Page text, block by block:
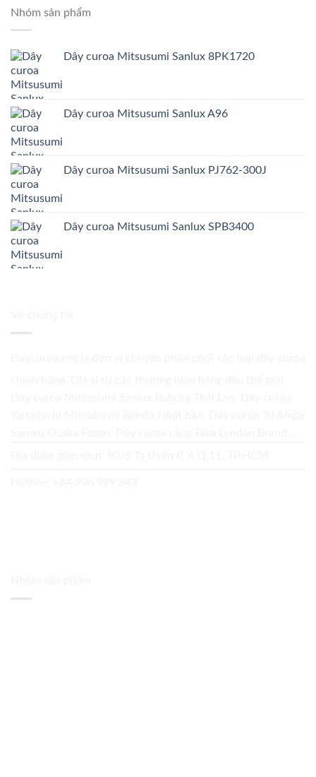
Nhóm sản phẩm
Dây curoa Mitsusumi Sanlux 8PK1720
Dây curoa Mitsusumi Sanlux A96
Dây curoa Mitsusumi Sanlux PJ762-300J
Dây curoa Mitsusumi Sanlux SPB3400